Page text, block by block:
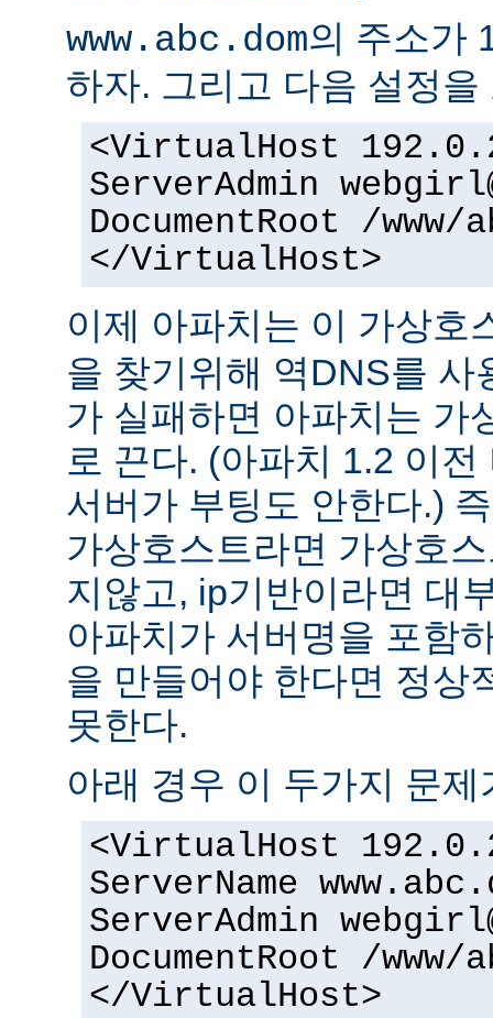
www.abc.dom의 주소가
하자. 그리고 다음 설정을
<VirtualHost
ServerAdmin
DocumentRoot /www/
</VirtualHost>
이제 아파치는 이 가상호
을 찾기위해 역DNS를 사
가 실패하면 아파치는 가
로 끈다. (아파치 1.2 이
서버가 부팅도 안한다.)
가상호스트라면 가상호
지않고, ip기반이라면 대
아파치가 서버명을 포함
을 만들어야 한다면 정상
못한다.
아래 경우 이 두가지 문제
<VirtualHost
ServerName
ServerAdmin
DocumentRoot /www/
</VirtualHost>